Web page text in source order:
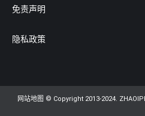
免责声明
隐私政策
网站地图 © Copyright 2013-2024.